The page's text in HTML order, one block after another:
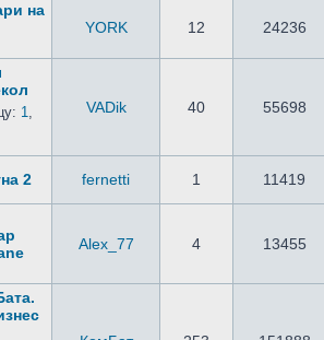
на
YORK 12 24236
1,
VADik 40 55698
2 fernetti 1 11419
Alex_77 4 13455